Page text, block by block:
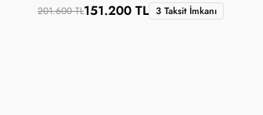
201.600 TL151.200 TL 3 Taksit İmkanı